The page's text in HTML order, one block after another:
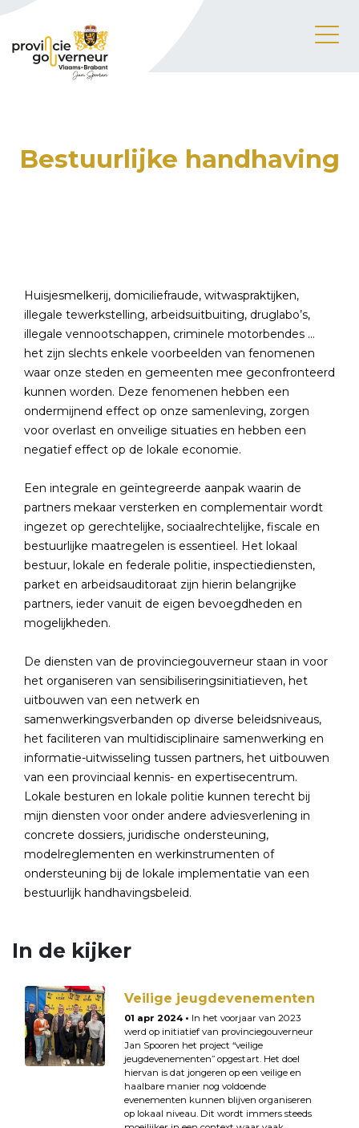
Bestuurlijke handhaving
Huisjesmelkerij, domiciliefraude, witwaspraktijken,
illegale tewerkstelling, arbeidsuitbuiting, druglabo’s,
illegale vennootschappen, criminele motorbendes …
het zijn slechts enkele voorbeelden van fenomenen
waar onze steden en gemeenten mee geconfronteerd
kunnen worden. Deze fenomenen hebben een
ondermijnend effect op onze samenleving, zorgen
voor overlast en onveilige situaties en hebben een
negatief effect op de lokale economie.
Een integrale en geïntegreerde aanpak waarin de
partners mekaar versterken en complementair wordt
ingezet op gerechtelijke, sociaalrechtelijke, fiscale en
bestuurlijke maatregelen is essentieel. Het lokaal
bestuur, lokale en federale politie, inspectiediensten,
parket en arbeidsauditoraat zijn hierin belangrijke
partners, ieder vanuit de eigen bevoegdheden en
mogelijkheden.
De diensten van de provinciegouverneur staan in voor
het organiseren van sensibiliseringsinitiatieven, het
uitbouwen van een netwerk en
samenwerkingsverbanden op diverse beleidsniveaus,
het faciliteren van multidisciplinaire samenwerking en
informatie-uitwisseling tussen partners, het uitbouwen
van een provinciaal kennis- en expertisecentrum.
Lokale besturen en lokale politie kunnen terecht bij
mijn diensten voor onder andere adviesverlening in
concrete dossiers, juridische ondersteuning,
modelreglementen en werkinstrumenten of
ondersteuning bij de lokale implementatie van een
bestuurlijk handhavingsbeleid.
In de kijker
Veilige jeugdevenementen
01 apr 2024 • In het voorjaar van 2023
werd op initiatief van provinciegouverneur
Jan Spooren het project “veilige
jeugdevenementen” opgestart. Het doel
hiervan is dat jongeren op een veilige en
haalbare manier nog voldoende
evenementen kunnen blijven organiseren
op lokaal niveau. Dit wordt immers steeds